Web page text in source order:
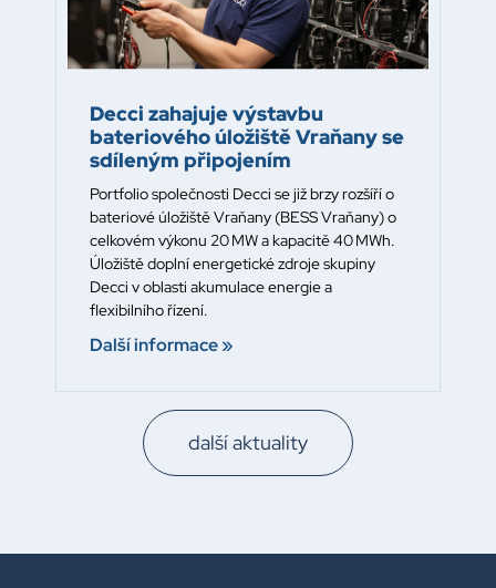
Decci zahajuje výstavbu
bateriového úložiště Vraňany se
sdíleným připojením
Portfolio společnosti Decci se již brzy rozšíří o
bateriové úložiště Vraňany (BESS Vraňany) o
celkovém výkonu 20 MW a kapacitě 40 MWh.
Úložiště doplní energetické zdroje skupiny
Decci v oblasti akumulace energie a
flexibilního řízení.
Další informace »
další aktuality